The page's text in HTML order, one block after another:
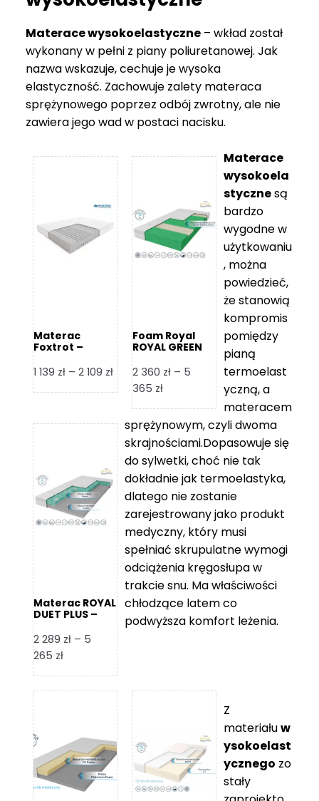
069 zł
Materace wysokoelastyczne – wkład został
wykonany w pełni z piany poliuretanowej. Jak
nazwa wskazuje, cechuje je wysoka
elastyczność. Zachowuje zalety materaca
sprężynowego poprzez odbój zwrotny, ale nie
zawiera jego wad w postaci nacisku.
Materac
Foxtrot –
1 139 zł – 2 109 złZakres
cen:
1
139 zł
do
2
109 zł
Foam Royal
ROYAL GREEN
piankowy
2 360 zł – 5
365 złZakres
od
2
360 zł
5
365 zł
Materac ROYAL
DUET PLUS –
2 289 zł – 5
265 złZakres
od
do
5
265 zł
Materace
wysokoela
stycznesą
bardzo
wygodne w
użytkowaniu
, można
powiedzieć,
że stanowią
kompromis
pomiędzy
pianą
termoelast
yczną, a
materacem
sprężynowym, czyli dwoma
skrajnościami.Dopasowuje się
do sylwetki, choć nie tak
dokładnie jak termoelastyka,
dlatego nie zostanie
zarejestrowany jako produkt
medyczny, który musi
spełniać skrupulatne wymogi
odciążenia kręgosłupa w
trakcie snu. Ma właściwości
chłodzące latem co
podwyższa komfort leżenia.
Z
materiałuw
ysokoelast
ycznego zo
stały